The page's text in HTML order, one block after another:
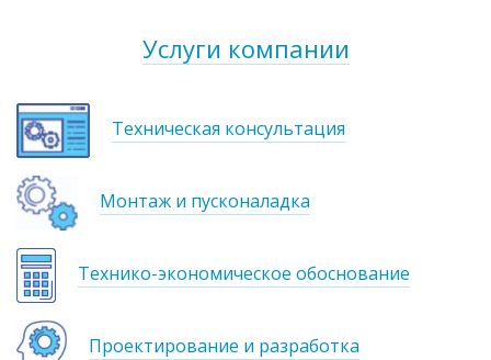
Услуги компании
Техническая консультация
Монтаж и пусконаладка
Технико-экономическое обоснование
Проектирование и разработка